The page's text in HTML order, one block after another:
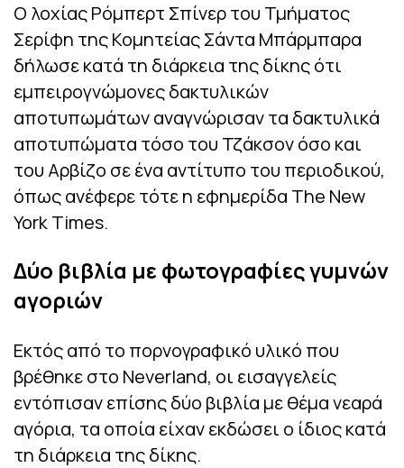
Ο λοχίας Ρόμπερτ Σπίνερ του Τμήματος
Σερίφη της Κομητείας Σάντα Μπάρμπαρα
δήλωσε κατά τη διάρκεια της δίκης ότι
εμπειρογνώμονες δακτυλικών
αποτυπωμάτων αναγνώρισαν τα δακτυλικά
αποτυπώματα τόσο του Τζάκσον όσο και
του Αρβίζο σε ένα αντίτυπο του περιοδικού,
όπως ανέφερε τότε η εφημερίδα The New
York Times.
Δύο βιβλία με φωτογραφίες γυμνών
αγοριών
Εκτός από το πορνογραφικό υλικό που
βρέθηκε στο Neverland, οι εισαγγελείς
εντόπισαν επίσης δύο βιβλία με θέμα νεαρά
αγόρια, τα οποία είχαν εκδώσει ο ίδιος κατά
τη διάρκεια της δίκης.